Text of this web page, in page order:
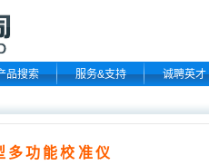
品搜索 服务&支持 诚聘英才
功能校准仪